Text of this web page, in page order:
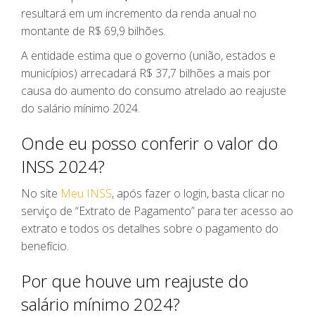
resultará em um incremento da renda anual no
montante de R$ 69,9 bilhões.
A entidade estima que o governo (união, estados e
municípios) arrecadará R$ 37,7 bilhões a mais por
causa do aumento do consumo atrelado ao reajuste
do salário mínimo 2024.
Onde eu posso conferir o valor do
INSS 2024?
No site Meu INSS, após fazer o login, basta clicar no
serviço de “Extrato de Pagamento” para ter acesso ao
extrato e todos os detalhes sobre o pagamento do
benefício.
Por que houve um reajuste do
salário mínimo 2024?